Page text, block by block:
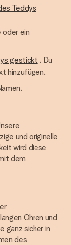
Teddys
oder ein
gestickt . Du
hinzufügen.
und originelle
wird diese
dem
Ohren und
ganz sicher in
des